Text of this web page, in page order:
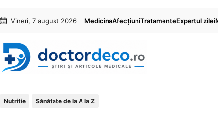
conținut
content
Vineri, 7 august 2026 MedicinaAfecțiuniTratamenteExpertul zilei
Nutritie Sănătate de la A la Z